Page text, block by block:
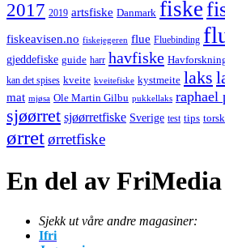
2017 2019 artsfiske Danmark fiske
fiskeavisen.no fiskejegeren flue Fluebinding
gjeddefiske guide harr havfiske
kan det spises kveite kveitefiske kystmeite laks
mat mjøsa Ole Martin Gilbu pukkellaks raphael
sjøørret sjøørretfiske Sverige test tips torsk
ørretørretfiske
En del av FriMedia
Sjekk ut våre andre magasiner:
Ifri